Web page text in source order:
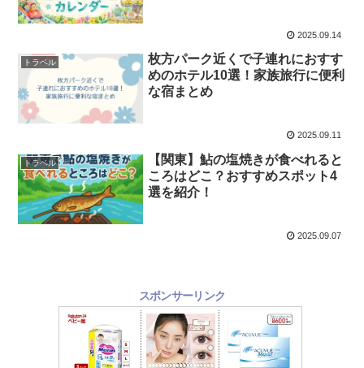
2025.09.14
トラベル
枚方パーク近くで子連れにおすす
めのホテル10選！家族旅行に便利
な宿まとめ
2025.09.11
トラベル
【関東】鮎の塩焼きが食べれると
ころはどこ？おすすめスポット4
選を紹介！
2025.09.07
スポンサーリンク